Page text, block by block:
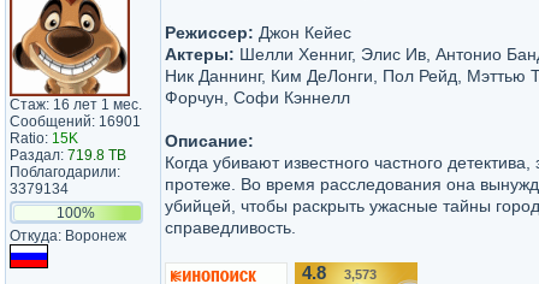
Стаж: 16 лет 1 мес.
Сообщений: 16901
Ratio: 15K
Раздал: 719.8 TB
Поблагодарили:
3379134
100%
Откуда: Воронеж
Режиссер: Джон Кейес
Актеры: Шелли Хенниг, Элис Ив, Антонио
Ник Даннинг, Ким ДеЛонги, Пол Рейд, Мэттью
Форчун, Софи Кэннелл
Описание:
Когда убивают известного частного
протеже. Во время расследования она
убийцей, чтобы раскрыть ужасные тайны
справедливость.
4.8 3,573